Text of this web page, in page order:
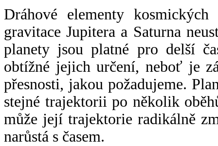
Dráhové elementy
gravitace Jupitera a Saturna
planety jsou platné pro delší
obtížné jejich určení, neboť je
přesnosti, jakou požadujeme.
stejné trajektorii po několik
může její trajektorie radikálně
narůstá s časem.